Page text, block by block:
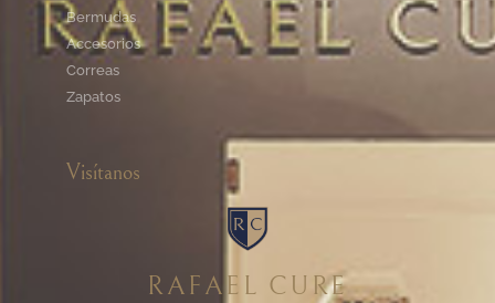
Bermudas
Accesorios
Correas
Zapatos
Visítanos
RAFAEL CURE